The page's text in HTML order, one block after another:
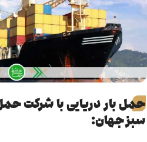
حمل بار دریایی با شرکت
سبز جهان: